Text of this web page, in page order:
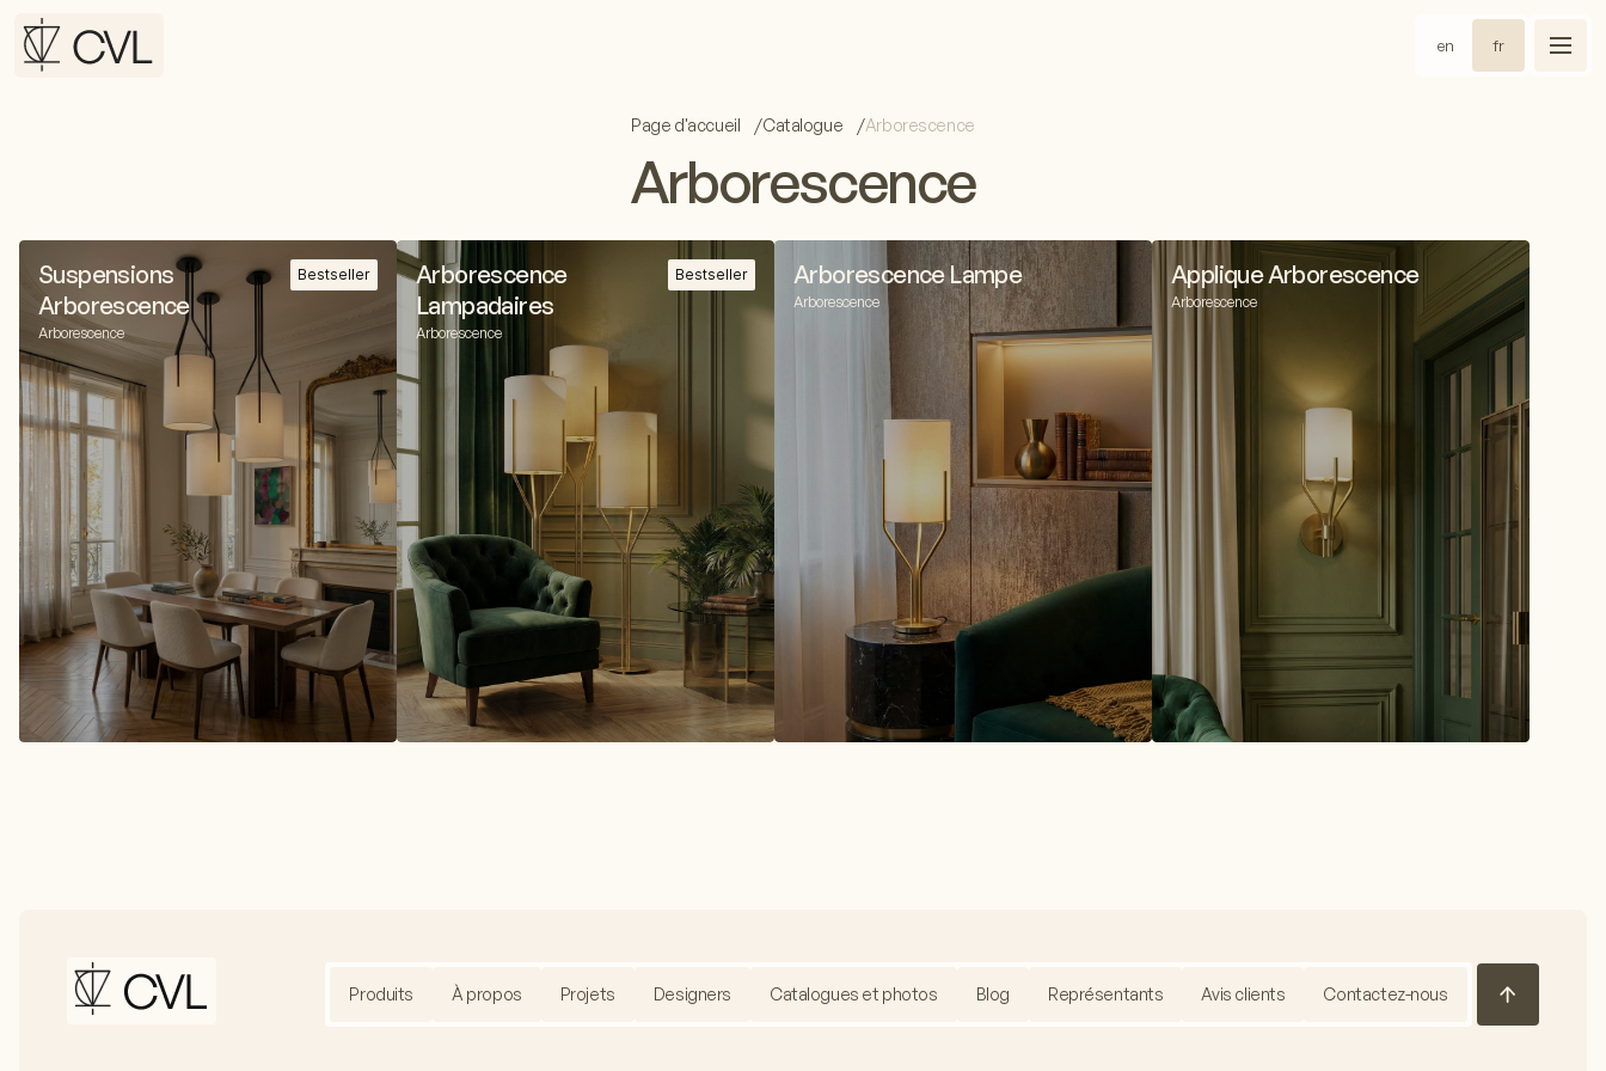
en fr
Page d'accueil Catalogue Arborescence
Arborescence
Suspensions
Arborescence
Arborescence
Bestseller
Arborescence
Lampadaires
Arborescence
Bestseller Arborescence Lampe
Arborescence
Applique Arborescence
Arborescence
Produits À propos Projets Designers Catalogues et photos Blog Représentants Avis clients Contactez-nous